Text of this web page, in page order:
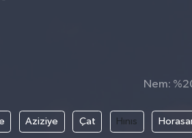
Nem:
Aziziye Çat Hınıs